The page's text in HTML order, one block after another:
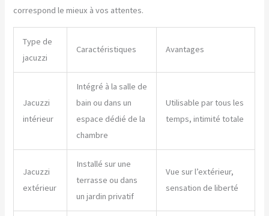
correspond le mieux à vos attentes.
Type de
jacuzzi
Caractéristiques Avantages
Jacuzzi
intérieur
Intégré à la salle de
bain ou dans un
espace dédié de la
chambre
Utilisable par tous les
temps, intimité totale
Jacuzzi
extérieur
Installé sur une
terrasse ou dans
un jardin privatif
Vue sur l’extérieur,
sensation de liberté